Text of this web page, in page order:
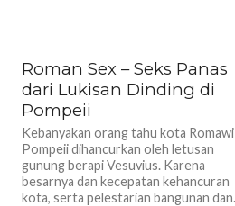
Roman Sex – Seks Panas
dari Lukisan Dinding di
Pompeii
Kebanyakan orang tahu kota Romawi
Pompeii dihancurkan oleh letusan
gunung berapi Vesuvius. Karena
besarnya dan kecepatan kehancuran
kota, serta pelestarian bangunan